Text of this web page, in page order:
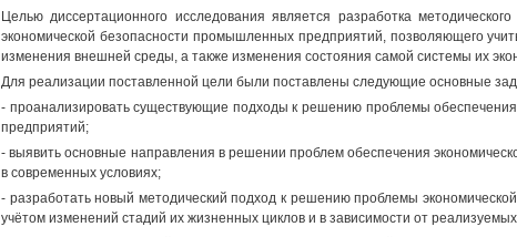
Целью диссертационного исследования является разработка
экономической безопасности промышленных предприятий, позволяющего
изменения внешней среды, а также изменения состояния самой системы их
Для реализации поставленной цели были поставлены следующие основные
- проанализировать существующие подходы к решению проблемы
предприятий;
- выявить основные направления в решении проблем обеспечения
в современных условиях;
- разработать новый методический подход к решению проблемы
учётом изменений стадий их жизненных циклов и в зависимости от